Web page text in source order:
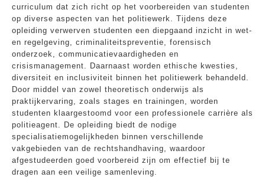
curriculum dat zich richt op het voorbereiden van studenten
op diverse aspecten van het politiewerk. Tijdens deze
opleiding verwerven studenten een diepgaand inzicht in wet-
en regelgeving, criminaliteitspreventie, forensisch
onderzoek, communicatievaardigheden en
crisismanagement. Daarnaast worden ethische kwesties,
diversiteit en inclusiviteit binnen het politiewerk behandeld.
Door middel van zowel theoretisch onderwijs als
praktijkervaring, zoals stages en trainingen, worden
studenten klaargestoomd voor een professionele carrière als
politieagent. De opleiding biedt de nodige
specialisatiemogelijkheden binnen verschillende
vakgebieden van de rechtshandhaving, waardoor
afgestudeerden goed voorbereid zijn om effectief bij te
dragen aan een veilige samenleving.